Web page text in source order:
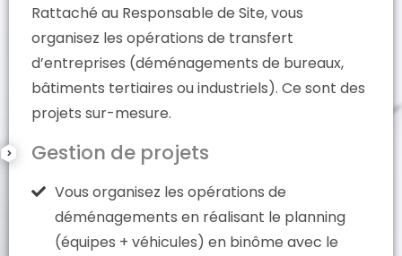
Rattaché au Responsable de Site, vous
organisez les opérations de transfert
d’entreprises (déménagements de bureaux,
bâtiments tertiaires ou industriels). Ce sont des
projets sur-mesure.
Gestion de projets
Vous organisez les opérations de
déménagements en réalisant le planning
(équipes + véhicules) en binôme avec le